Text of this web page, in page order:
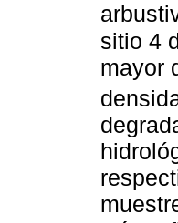
sitio 4
mayor